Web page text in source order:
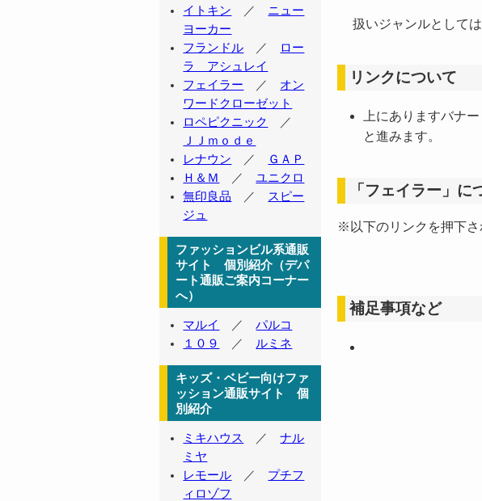
扱いジャンルとして
リンクについて
上にありますバナ
と進みます。
「フェイラー」
※以下のリンクを押下
補足事項など
イトキン ／ ニュー
ヨーカー
フランドル ／ ロー
ラ アシュレイ
フェイラー ／ オン
ワードクローゼット
ロペピクニック
／
ＪＪｍｏｄｅ
レナウン ／
ＧＡＰ
Ｈ＆Ｍ
／ユニクロ
無印良品 ／ スピー
ジュ
ファッションビル系通販
サイト 個別紹介（デパ
ート通販ご案内コーナー
へ）
マルイ ／パルコ
１０９
／ ルミネ
キッズ・ベビー向けファ
ッション通販サイト 個
別紹介
ミキハウス ／ナル
ミヤ
レモール ／ プチフ
ィロゾフ